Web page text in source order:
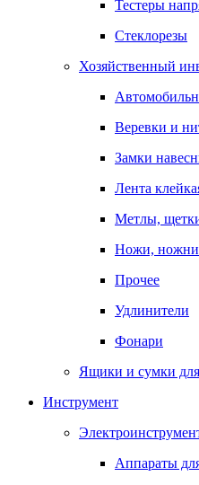
Тестеры
Стеклорезы
Хозяйственный
Веревки и
Замки
Лента
Метлы,
Ножи,
Прочее
Удлинители
Фонари
Ящики и сумки
Инструмент
Аппараты